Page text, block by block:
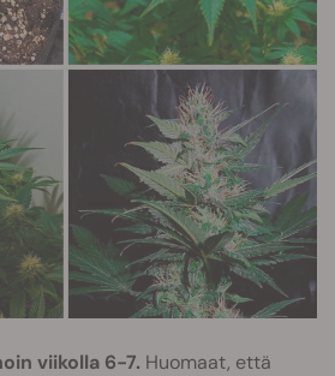
viikolla 6-7. Huomaat, että